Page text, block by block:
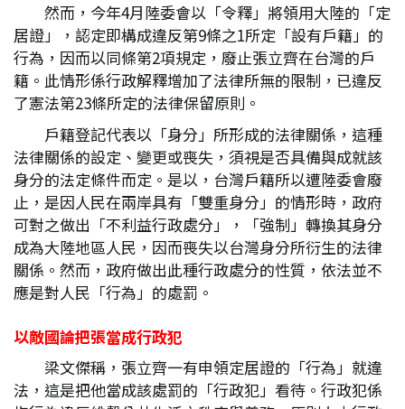
然而，今年4月陸委會以「令釋」將領用大陸的「定
居證」，認定即構成違反第9條之1所定「設有戶籍」的
行為，因而以同條第2項規定，廢止張立齊在台灣的戶
籍。此情形係行政解釋增加了法律所無的限制，已違反
了憲法第23條所定的法律保留原則。
戶籍登記代表以「身分」所形成的法律關係，這種
法律關係的設定、變更或喪失，須視是否具備與成就該
身分的法定條件而定。是以，台灣戶籍所以遭陸委會廢
止，是因人民在兩岸具有「雙重身分」的情形時，政府
可對之做出「不利益行政處分」，「強制」轉換其身分
成為大陸地區人民，因而喪失以台灣身分所衍生的法律
關係。然而，政府做出此種行政處分的性質，依法並不
應是對人民「行為」的處罰。
以敵國論把張當成行政犯
梁文傑稱，張立齊一有申領定居證的「行為」就違
法，這是把他當成該處罰的「行政犯」看待。行政犯係